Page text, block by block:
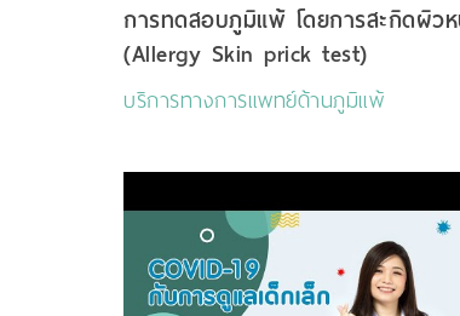
การทดสอบภูมิแพ้ โดยการสะกิดผิว
(Allergy Skin prick test)
บริการทางการแพทย์ด้านภูมิแพ้